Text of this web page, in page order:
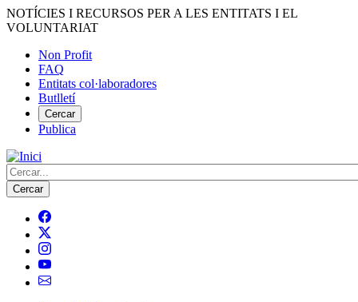
Vés
al
NOTÍCIES I RECURSOS PER A LES ENTITATS I EL
VOLUNTARIAT
Menú
del
compte
d'usuari
Non Profit
FAQ
Entitats col·laboradores
Butlletí
Cercar
Publica
Cerca